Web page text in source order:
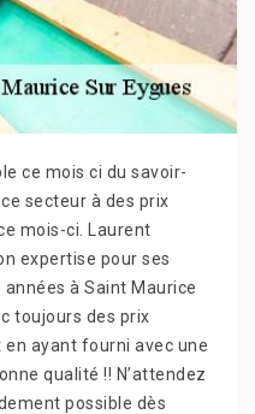
ce mois ci du savoir-
secteur à des prix
mois-ci. Laurent
expertise pour ses
à Saint Maurice
toujours des prix
ayant fourni avec une
qualité !! N’attendez
possible dès